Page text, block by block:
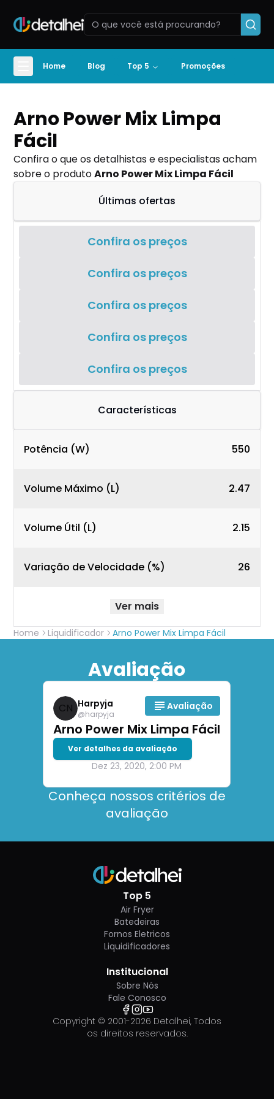
Home Blog Top 5 Promoções
Arno Power Mix Limpa
Fácil
Confira o que os detalhistas e especialistas acham
sobre o produtoArno Power Mix Limpa Fácil
Últimas ofertas
Confira os preços
Confira os preços
Confira os preços
Confira os preços
Confira os preços
Características
Potência (W) 550
Volume Máximo (L) 2.47
Volume Útil (L) 2.15
Variação de Velocidade (%) 26
Ver mais
Home Liquidificador Arno Power Mix Limpa Fácil
Avaliação
CN Harpyja
@harpyja
Avaliação
Arno Power Mix Limpa Fácil
Ver detalhes da avaliação
Dez 23, 2020, 2:00 PM
Conheça nossos critérios de
avaliação
Top 5
Air Fryer
Batedeiras
Fornos Eletricos
Liquidificadores
Institucional
Sobre Nós
Fale Conosco
Copyright © 2001-2026 Detalhei, Todos
os direitos reservados.